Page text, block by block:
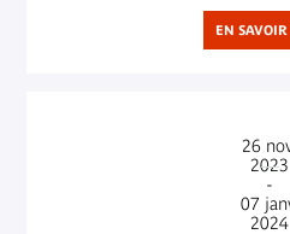
EN SAVOIR
26
2023
-
07
2024